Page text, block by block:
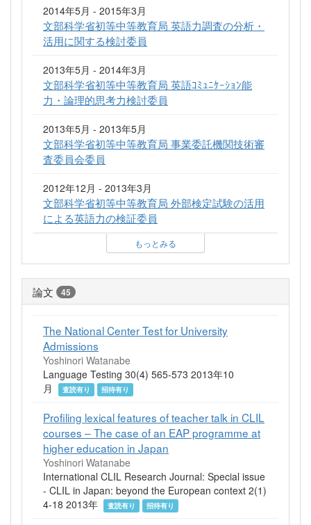
2014年5月 - 2015年3月
文部科学省初等中等教育局 英語力調査の分析・
活用に関する検討委員
2013年5月 - 2014年3月
文部科学省初等中等教育局 英語ｺﾐｭﾆｹｰｼｮﾝ能
力・論理的思考力検討委員
2013年5月 - 2013年5月
文部科学省初等中等教育局 事業委託機関技術審
査委員会委員
2012年12月 - 2013年3月
文部科学省初等中等教育局 外部検定試験の活用
による英語力の検証委員
もっとみる
論文 45
The National Center Test for University
Admissions
Yoshinori Watanabe
Language Testing 30(4) 565-573 2013年10
月
査読有り 招待有り
Profiling lexical features of teacher talk in CLIL
courses – The case of an EAP programme at
higher education in Japan
Yoshinori Watanabe
International CLIL Research Journal: Special issue
- CLIL in Japan: beyond the European context 2(1)
4-18 2013年
査読有り 招待有り